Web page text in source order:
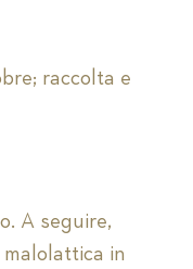
raccolta e
A seguire,
in